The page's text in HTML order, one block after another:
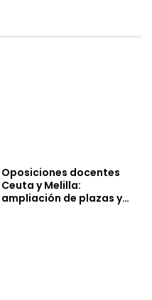
Oposiciones docentes
Ceuta y Melilla:
ampliación de plazas y…